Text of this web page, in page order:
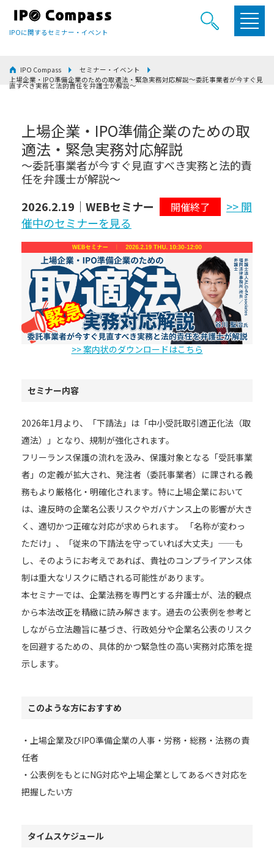
IPOに関するセミナー・イベント
IPO Compass
セミナー・イベント
上場企業・IPO準備企業のための取適法・緊急実務対応解説～委託事業者が今すぐ見
直すべき実務と法的責任を弁護士が解説～
上場企業・IPO準備企業のための取
適法・緊急実務対応解説
～委託事業者が今すぐ見直すべき実務と法的責
任を弁護士が解説～
2026.2.19｜WEBセミナー
開催終了
>> 開
催中のセミナーを見る
>> 案内状のダウンロードはこちら
セミナー内容
2026年1月より、「下請法」は「中小受託取引適正化法（取
適法）」となり、規制が強化されます。
フリーランス保護の流れを汲み、保護対象となる「受託事業
者」の定義が拡大され、発注者（委託事業者）に課される義
務もより厳格化・明確化されます。特に上場企業において
は、違反時の企業名公表リスクやガバナンス上の影響が大き
く、適切かつ正確な対応が求められます。 「名称が変わっ
ただけ」、「従来の下請法を守っていれば大丈夫」——も
し、そのようにお考えであれば、貴社のコンプライアンス体
制は重大なリスクに晒される可能性があります。
本セミナーでは、企業法務を専門とする弁護士が、法的観点
から本法改正を精緻に読み解きます。過去の公表例を参考と
しながら立法趣旨に基づき、行政処分や企業名公表のリスク
を回避するための、具体的かつ緊急性の高い実務対応策を提
示します。
このような方におすすめ
・上場企業及びIPO準備企業の人事・労務・総務・法務の責
任者
・公表例をもとにNG対応や上場企業としてあるべき対応を
把握したい方
タイムスケジュール